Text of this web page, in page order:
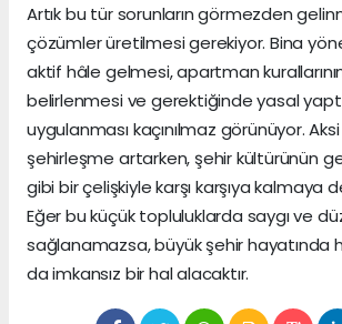
Artık bu tür sorunların görmezden
çözümler üretilmesi gerekiyor. Bina
aktif hâle gelmesi, apartman
belirlenmesi ve gerektiğinde yasal
uygulanması kaçınılmaz görünüyor.
şehirleşme artarken, şehir kültürünün
gibi bir çelişkiyle karşı karşıya kalmaya
Eğer bu küçük topluluklarda saygı ve
sağlanamazsa, büyük şehir hayatında
da imkansız bir hal alacaktır.